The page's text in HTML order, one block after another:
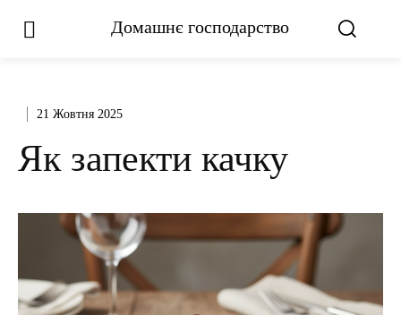
Домашнє господарство
21 Жовтня 2025
Як запекти качку